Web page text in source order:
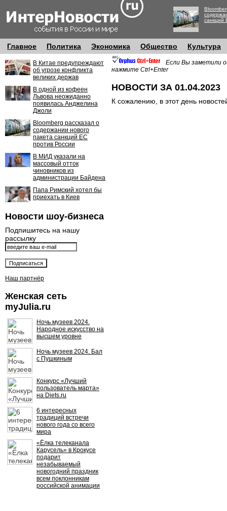
санкций
Главное Политика Экономика Общество Культура
В Китае предупреждают
об угрозе конфликта
великих держав
В одной из кофеен
Львова неожиданно
появилась Анджелина
Джоли
Bloomberg рассказал о
содержании нового
пакета санкций ЕС
против России
В МИД указали на
массовый отток
чиновников из
администрации Байдена
Папа Римский хотел бы
приехать в Киев
Новости шоу-бизнеса
Подпишитесь на нашу
рассылку
Наш партнёр
Женская сеть
myJulia.ru
Ночь музеев 2024.
Народное искусство на
высшем уровне
Ночь музеев 2024. Бал
с Пушкиным
Конкурс «Лучший
пользователь марта»
на Diets.ru
6 интересных
традиций встречи
нового года со всего
мира
«Ёлка телеканала
Карусель» в Крокусе
подарит
незабываемый
новогодний праздник
всем поклонникам
российской анимации
Если Вы заметили
нажмите Ctrl+Enter
НОВОСТИ ЗА 01.04.2023
К сожалению, в этот день